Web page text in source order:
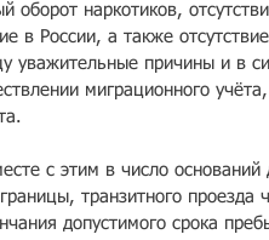
оборот наркотик­ов,
в России, а также
уважительные пр­ичины и в
миграц­ионного
с этим в число
транзитного
допустимого срока